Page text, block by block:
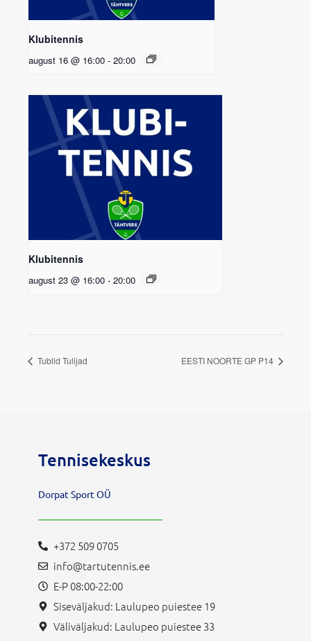
Klubitennis
august 16 @ 16:00 - 20:00
Klubitennis
august 23 @ 16:00 - 20:00
Tublid Tulijad EESTI NOORTE GP P14
Tennisekeskus
Dorpat Sport OÜ
+372 509 0705
info@tartutennis.ee
E-P 08:00-22:00
Siseväljakud: Laulupeo puiestee 19
Väliväljakud: Laulupeo puiestee 33